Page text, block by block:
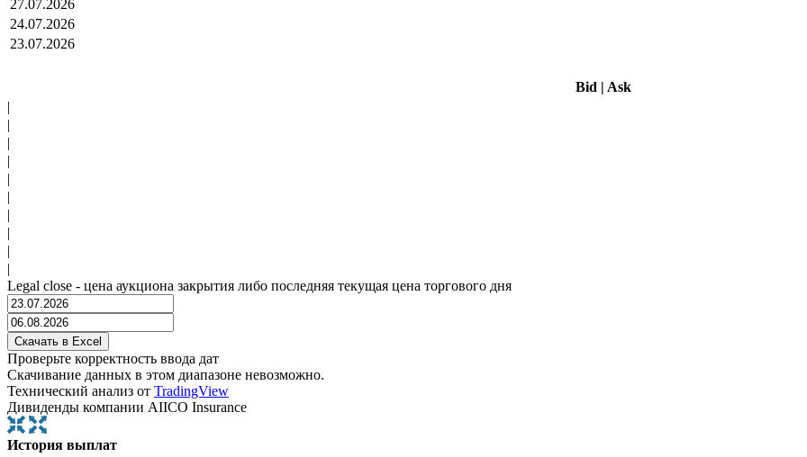
27.07.2026
24.07.2026
23.07.2026
Bid | Ask
|
|
|
|
|
|
|
|
|
|
Legal close - цена аукциона закрытия либо последняя текущая цена торгового дня
Проверьте корректность ввода дат
Скачивание данных в этом диапазоне невозможно.
Технический анализ от TradingView
Дивиденды компании AIICO Insurance
История выплат